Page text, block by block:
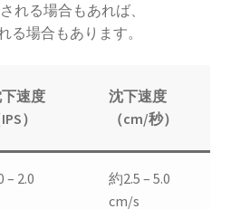
れる場合もあれば、
る場合もあります。
速度
IPS）
沈下速度
（cm/秒）
– 2.0
約2.5 – 5.0
cm/s